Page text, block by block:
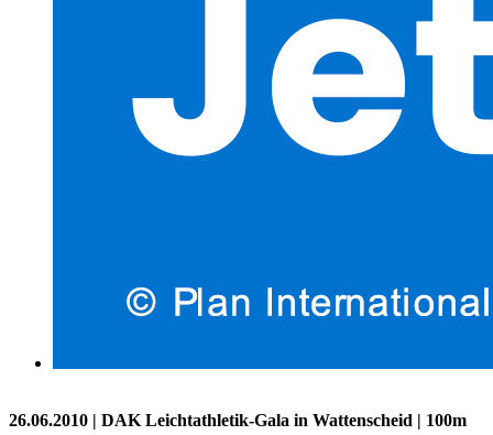
26.06.2010 | DAK Leichtathletik-Gala in Wattenscheid | 100m